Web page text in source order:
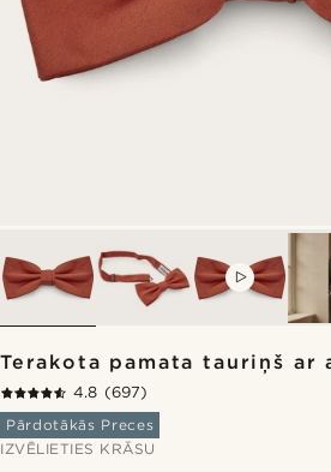
Terakota pamata tauriņš ar
4.8 (697)
Pārdotākās Preces
IZVĒLIETIES KRĀSU